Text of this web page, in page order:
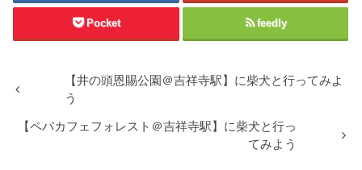
Pocket feedly
【井の頭恩賜公園＠吉祥寺駅】に柴犬と行ってみよ
う
【ペパカフェフォレスト＠吉祥寺駅】に柴犬と行っ
てみよう